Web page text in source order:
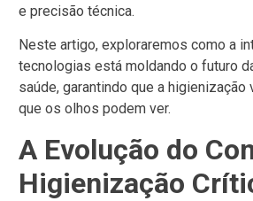
e precisão técnica.
Neste artigo, exploraremos como a
tecnologias está moldando o futuro
saúde, garantindo que a higienização
que os olhos podem ver.
A Evolução do
Higienização